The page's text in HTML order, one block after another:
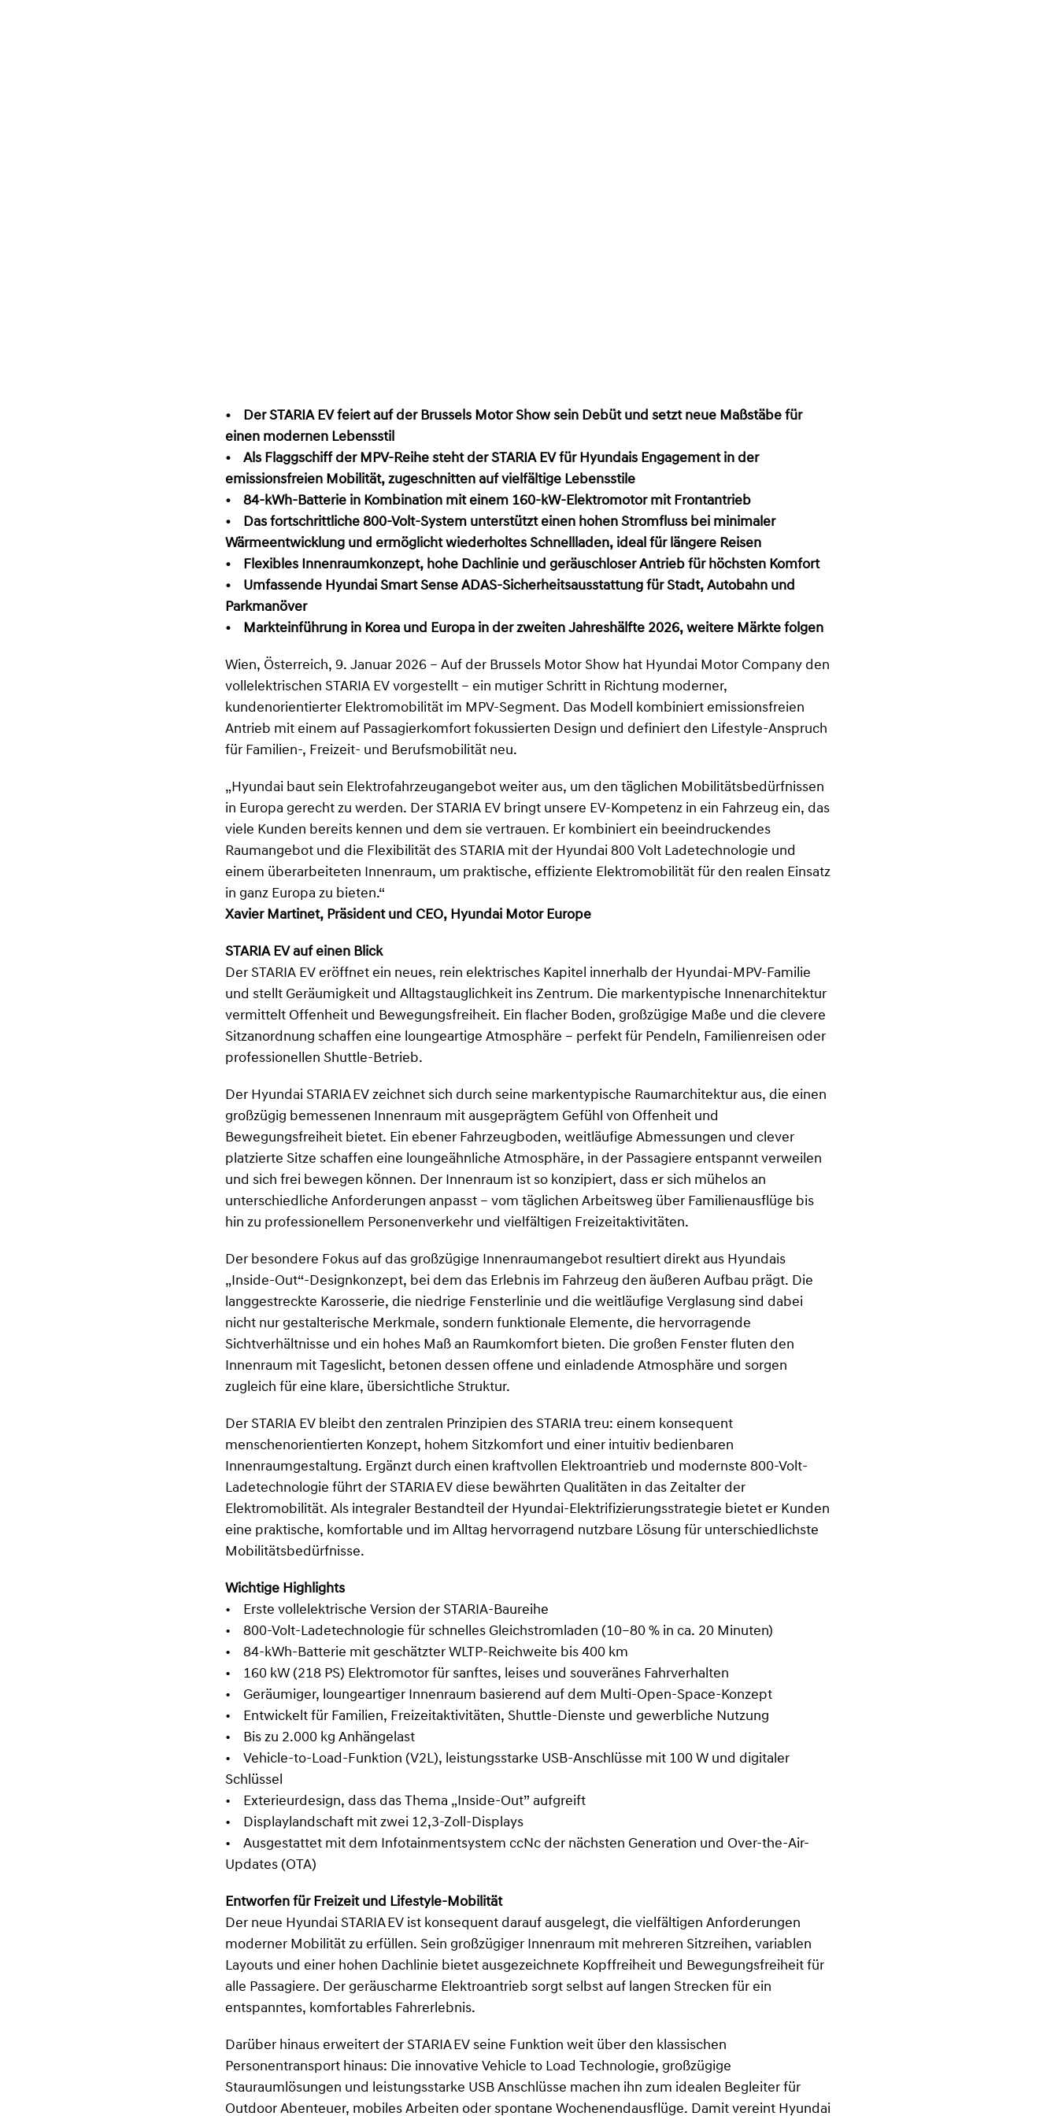
• Der STARIA EV feiert auf der Brussels Motor Show sein Debüt und setzt neue Maßstäbe für
einen modernen Lebensstil
• Als Flaggschiff der MPV-Reihe steht der STARIA EV für Hyundais Engagement in der
emissionsfreien Mobilität, zugeschnitten auf vielfältige Lebensstile
• 84-kWh-Batterie in Kombination mit einem 160-kW-Elektromotor mit Frontantrieb
• Das fortschrittliche 800-Volt-System unterstützt einen hohen Stromfluss bei minimaler
Wärmeentwicklung und ermöglicht wiederholtes Schnellladen, ideal für längere Reisen
• Flexibles Innenraumkonzept, hohe Dachlinie und geräuschloser Antrieb für höchsten Komfort
• Umfassende Hyundai Smart Sense ADAS-Sicherheitsausstattung für Stadt, Autobahn und
Parkmanöver
• Markteinführung in Korea und Europa in der zweiten Jahreshälfte 2026, weitere Märkte folgen
Wien, Österreich, 9. Januar 2026 – Auf der Brussels Motor Show hat Hyundai Motor Company den
vollelektrischen STARIA EV vorgestellt – ein mutiger Schritt in Richtung moderner,
kundenorientierter Elektromobilität im MPV-Segment. Das Modell kombiniert emissionsfreien
Antrieb mit einem auf Passagierkomfort fokussierten Design und definiert den Lifestyle-Anspruch
für Familien-, Freizeit- und Berufsmobilität neu.
„Hyundai baut sein Elektrofahrzeugangebot weiter aus, um den täglichen Mobilitätsbedürfnissen
in Europa gerecht zu werden. Der STARIA EV bringt unsere EV-Kompetenz in ein Fahrzeug ein, das
viele Kunden bereits kennen und dem sie vertrauen. Er kombiniert ein beeindruckendes
Raumangebot und die Flexibilität des STARIA mit der Hyundai 800 Volt Ladetechnologie und
einem überarbeiteten Innenraum, um praktische, effiziente Elektromobilität für den realen Einsatz
in ganz Europa zu bieten.“
Xavier Martinet, Präsident und CEO, Hyundai Motor Europe
STARIA EV auf einen Blick
Der STARIA EV eröffnet ein neues, rein elektrisches Kapitel innerhalb der Hyundai-MPV-Familie
und stellt Geräumigkeit und Alltagstauglichkeit ins Zentrum. Die markentypische Innenarchitektur
vermittelt Offenheit und Bewegungsfreiheit. Ein flacher Boden, großzügige Maße und die clevere
Sitzanordnung schaffen eine loungeartige Atmosphäre – perfekt für Pendeln, Familienreisen oder
professionellen Shuttle-Betrieb.
Der Hyundai STARIA EV zeichnet sich durch seine markentypische Raumarchitektur aus, die einen
großzügig bemessenen Innenraum mit ausgeprägtem Gefühl von Offenheit und
Bewegungsfreiheit bietet. Ein ebener Fahrzeugboden, weitläufige Abmessungen und clever
platzierte Sitze schaffen eine loungeähnliche Atmosphäre, in der Passagiere entspannt verweilen
und sich frei bewegen können. Der Innenraum ist so konzipiert, dass er sich mühelos an
unterschiedliche Anforderungen anpasst – vom täglichen Arbeitsweg über Familienausflüge bis
hin zu professionellem Personenverkehr und vielfältigen Freizeitaktivitäten.
Der besondere Fokus auf das großzügige Innenraumangebot resultiert direkt aus Hyundais
„Inside-Out“-Designkonzept, bei dem das Erlebnis im Fahrzeug den äußeren Aufbau prägt. Die
langgestreckte Karosserie, die niedrige Fensterlinie und die weitläufige Verglasung sind dabei
nicht nur gestalterische Merkmale, sondern funktionale Elemente, die hervorragende
Sichtverhältnisse und ein hohes Maß an Raumkomfort bieten. Die großen Fenster fluten den
Innenraum mit Tageslicht, betonen dessen offene und einladende Atmosphäre und sorgen
zugleich für eine klare, übersichtliche Struktur.
Der STARIA EV bleibt den zentralen Prinzipien des STARIA treu: einem konsequent
menschenorientierten Konzept, hohem Sitzkomfort und einer intuitiv bedienbaren
Innenraumgestaltung. Ergänzt durch einen kraftvollen Elektroantrieb und modernste 800-Volt-
Ladetechnologie führt der STARIA EV diese bewährten Qualitäten in das Zeitalter der
Elektromobilität. Als integraler Bestandteil der Hyundai-Elektrifizierungsstrategie bietet er Kunden
eine praktische, komfortable und im Alltag hervorragend nutzbare Lösung für unterschiedlichste
Mobilitätsbedürfnisse.
Wichtige Highlights
• Erste vollelektrische Version der STARIA-Baureihe
• 800-Volt-Ladetechnologie für schnelles Gleichstromladen (10–80 % in ca. 20 Minuten)
• 84-kWh-Batterie mit geschätzter WLTP-Reichweite bis 400 km
• 160 kW (218 PS) Elektromotor für sanftes, leises und souveränes Fahrverhalten
• Geräumiger, loungeartiger Innenraum basierend auf dem Multi-Open-Space-Konzept
• Entwickelt für Familien, Freizeitaktivitäten, Shuttle-Dienste und gewerbliche Nutzung
• Bis zu 2.000 kg Anhängelast
• Vehicle-to-Load-Funktion (V2L), leistungsstarke USB-Anschlüsse mit 100 W und digitaler
Schlüssel
• Exterieurdesign, dass das Thema „Inside-Out” aufgreift
• Displaylandschaft mit zwei 12,3-Zoll-Displays
• Ausgestattet mit dem Infotainmentsystem ccNc der nächsten Generation und Over-the-Air-
Updates (OTA)
Entworfen für Freizeit und Lifestyle-Mobilität
Der neue Hyundai STARIA EV ist konsequent darauf ausgelegt, die vielfältigen Anforderungen
moderner Mobilität zu erfüllen. Sein großzügiger Innenraum mit mehreren Sitzreihen, variablen
Layouts und einer hohen Dachlinie bietet ausgezeichnete Kopffreiheit und Bewegungsfreiheit für
alle Passagiere. Der geräuscharme Elektroantrieb sorgt selbst auf langen Strecken für ein
entspanntes, komfortables Fahrerlebnis.
Darüber hinaus erweitert der STARIA EV seine Funktion weit über den klassischen
Personentransport hinaus: Die innovative Vehicle to Load Technologie, großzügige
Stauraumlösungen und leistungsstarke USB Anschlüsse machen ihn zum idealen Begleiter für
Outdoor Abenteuer, mobiles Arbeiten oder spontane Wochenendausflüge. Damit vereint Hyundai